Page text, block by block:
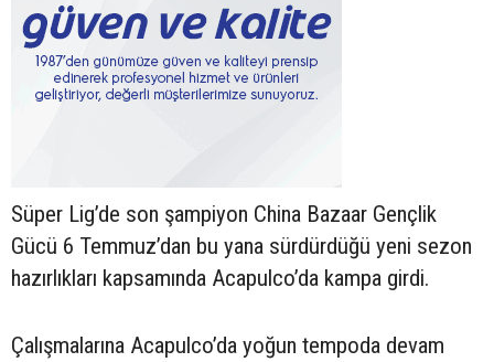
Süper Lig’de son şampiyon China Bazaar Gençlik
Gücü 6 Temmuz’dan bu yana sürdürdüğü yeni sezon
hazırlıkları kapsamında Acapulco’da kampa girdi.
Çalışmalarına Acapulco’da yoğun tempoda devam